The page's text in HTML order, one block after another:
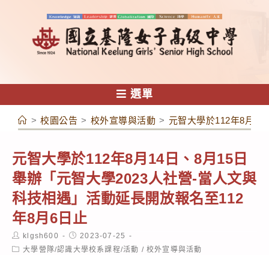
容
選單
> 校園公告 > 校外宣導與活動 > 元智大學於112年8月14
元智大學於112年8月14日、8月15日
舉辦「元智大學2023人社營-當人文與
科技相遇」活動延長開放報名至112
年8月6日止
Post
author:
klgsh600
Post
published:
2023-07-25
Post大學營隊/認識大學校系課程/活動 / 校外宣導與活動